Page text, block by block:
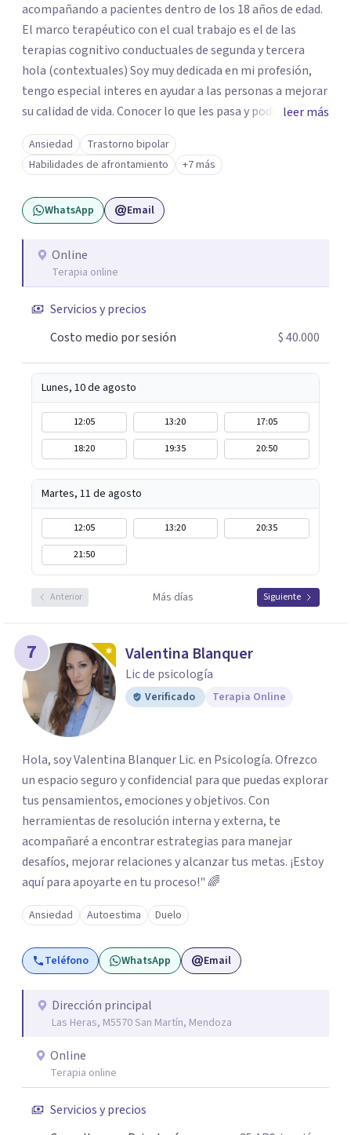
acompañando a pacientes dentro de los 18 años de edad.
El marco terapéutico con el cual trabajo es el de las
terapias cognitivo conductuales de segunda y tercera
hola (contextuales) Soy muy dedicada en mi profesión,
tengo especial interes en ayudar a las personas a mejorar
su calidad de vida. Conocer lo que les pasa y poder trabajar
en ello brindando las herramientas necesarias. Hay
momentos en la vida por los cuales atravezamos por
estados de ansiedad, depresión o estrés, es alli donde no
encontramos o nos parece no tener recursos para
afrontarlos, pareciera que no hay salida. Dentro de esta
es la que ha presentado mayores evidencias epíricas en la
solución de estos cuadros con resultados muy buenos y
acompañarte. Si estás buscando un espacio de
acompañamiento profesional en español, escríbeme y
leer más
Ansiedad
Trastorno bipolar
Habilidades de afrontamiento
+7 más
WhatsApp Email
Online
Terapia online
Servicios y precios
Costo medio por sesión
$ 40.000
Lunes, 10 de agosto
12:05 13:20
17:05
18:20
19:35 20:50
Martes, 11 de agosto
12:05 13:20
20:35
21:50
Anterior Más días Siguiente
7 Valentina Blanquer
Lic de psicología
Verificado Terapia Online
Hola, soy Valentina Blanquer Lic. en Psicología. Ofrezco
un espacio seguro y confidencial para que puedas explorar
tus pensamientos, emociones y objetivos. Con
herramientas de resolución interna y externa, te
acompañaré a encontrar estrategias para manejar
desafíos, mejorar relaciones y alcanzar tus metas. ¡Estoy
aquí para apoyarte en tu proceso!" 🌈
Ansiedad Autoestima Duelo
Teléfono WhatsApp Email
Dirección principal
Las Heras, M5570 San Martín, Mendoza
Online
Terapia online
Servicios y precios